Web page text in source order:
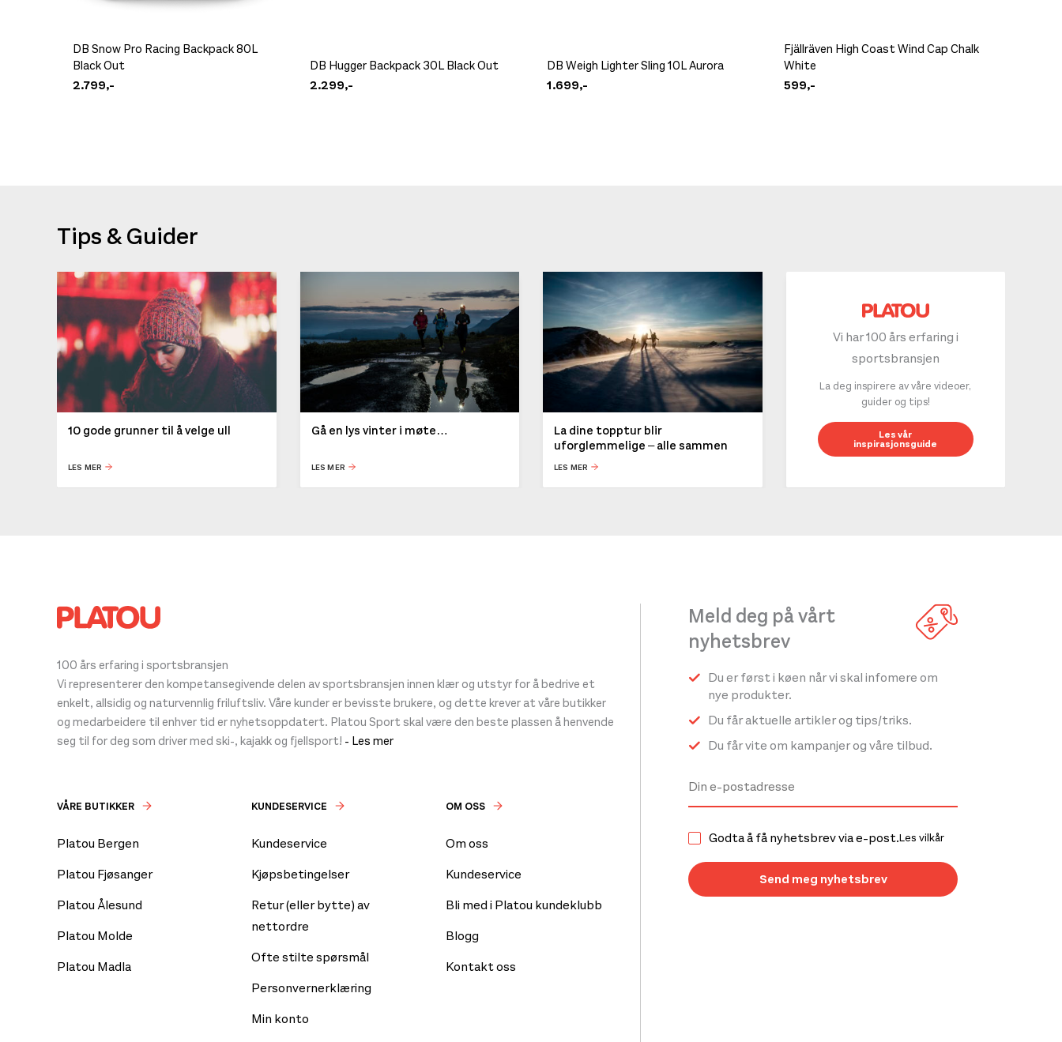
DB Snow Pro Racing Backpack 80L
Black Out
2.799,-
DB Hugger Backpack 30L Black Out
2.299,-
DB Weigh Lighter Sling 10L Aurora
1.699,-
Fjällräven High Coast Wind Cap Chalk
White
599,-
Tips & Guider
10 gode grunner til å velge ull
LES MER
Gå en lys vinter i møte…
LES MER
La dine topptur blir
uforglemmelige – alle sammen
LES MER
Vi har 100 års erfaring i
sportsbransjen
La deg inspirere av våre videoer,
guider og tips!
Les vår
inspirasjonsguide
100 års erfaring i sportsbransjen
Vi representerer den kompetansegivende delen av sportsbransjen innen klær og utstyr for å bedrive et
enkelt, allsidig og naturvennlig friluftsliv. Våre kunder er bevisste brukere, og dette krever at våre butikker
og medarbeidere til enhver tid er nyhetsoppdatert. Platou Sport skal være den beste plassen å henvende
seg til for deg som driver med ski-, kajakk og fjellsport! - Les mer
VÅRE BUTIKKER
Platou Bergen
Platou Fjøsanger
Platou Ålesund
Platou Molde
Platou Madla
KUNDESERVICE
Kundeservice
Kjøpsbetingelser
Retur (eller bytte) av
nettordre
Ofte stilte spørsmål
Personvernerklæring
Min konto
OM OSS
Om oss
Kundeservice
Bli med i Platou kundeklubb
Blogg
Kontakt oss
Meld deg på vårt
nyhetsbrev
Du er først i køen når vi skal infomere om
nye produkter.
Du får aktuelle artikler og tips/triks.
Du får vite om kampanjer og våre tilbud.
Godta å få nyhetsbrev via e-post.Les vilkår